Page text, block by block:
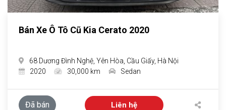
Bán Xe Ô Tô Cũ Kia Cerato 2020
68 Dương Đình Nghệ, Yên Hòa, Cầu Giấy, Hà Nội
2020
30,000 km Sedan
Đã bán Liên hệ